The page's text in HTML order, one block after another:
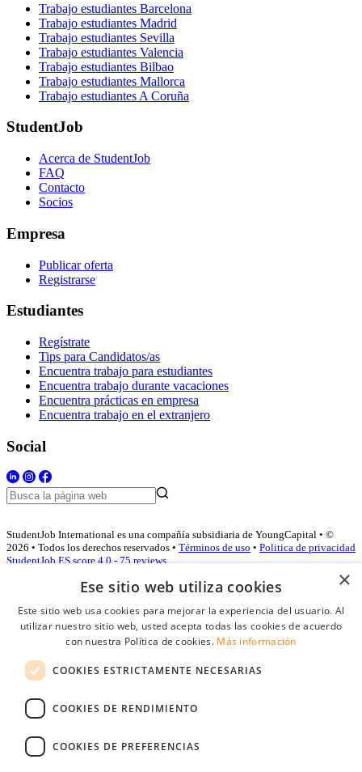
Trabajo estudiantes Barcelona
Trabajo estudiantes Madrid
Trabajo estudiantes Sevilla
Trabajo estudiantes Valencia
Trabajo estudiantes Bilbao
Trabajo estudiantes Mallorca
Trabajo estudiantes A Coruña
StudentJob
Acerca de StudentJob
FAQ
Contacto
Socios
Empresa
Publicar oferta
Registrarse
Estudiantes
Regístrate
Tips para Candidatos/as
Encuentra trabajo para estudiantes
Encuentra trabajo durante vacaciones
Encuentra prácticas en empresa
Encuentra trabajo en el extranjero
Social
StudentJob International es una compañía subsidiaria de YoungCapital • ©
2026 • Todos los derechos reservados • Términos de uso • Politica de privacidad
StudentJob ES score 4.0 - 75 reviews
Acceso empresas
Contraseña
Recordarme
Conectarse
×
Ese sitio web utiliza cookies
Este sitio web usa cookies para mejorar la experiencia del usuario. Al
utilizar nuestro sitio web, usted acepta todas las cookies de acuerdo
con nuestra Política de cookies. Más información
COOKIES ESTRICTAMENTE NECESARIAS
COOKIES DE RENDIMIENTO
COOKIES DE PREFERENCIAS